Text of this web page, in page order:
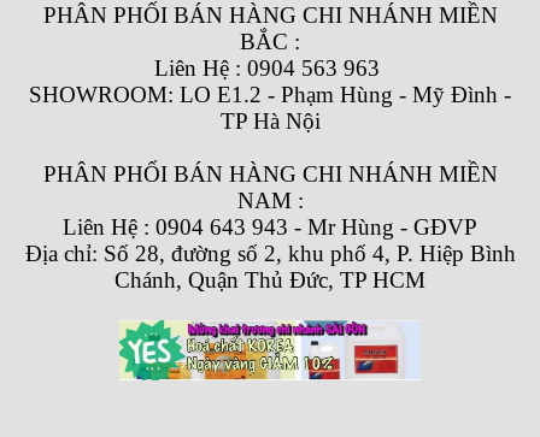
PHÂN PHỐI BÁN HÀNG CHI NHÁNH MIỀN
BẮC :
Liên Hệ : 0904 563 963
SHOWROOM: LO E1.2 - Phạm Hùng - Mỹ Đình -
TP Hà Nội
PHÂN PHỐI BÁN HÀNG CHI NHÁNH MIỀN
NAM :
Liên Hệ : 0904 643 943 - Mr Hùng - GĐVP
Địa chỉ: Số 28, đường số 2, khu phố 4, P. Hiệp Bình
Chánh, Quận Thủ Đức, TP HCM